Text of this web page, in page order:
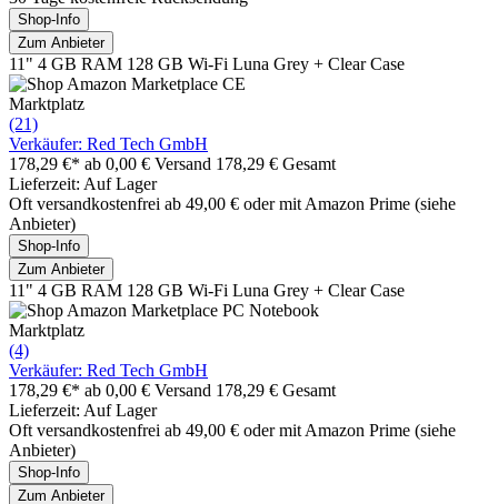
Shop-Info
Zum Anbieter
11" 4 GB RAM 128 GB Wi-Fi Luna Grey + Clear Case
Marktplatz
(21)
Verkäufer: Red Tech GmbH
178,29 €* ab 0,00 € Versand 178,29 € Gesamt
Lieferzeit: Auf Lager
Oft versandkostenfrei ab 49,00 € oder mit Amazon Prime (siehe
Anbieter)
Shop-Info
Zum Anbieter
11" 4 GB RAM 128 GB Wi-Fi Luna Grey + Clear Case
Marktplatz
(4)
Verkäufer: Red Tech GmbH
178,29 €* ab 0,00 € Versand 178,29 € Gesamt
Lieferzeit: Auf Lager
Oft versandkostenfrei ab 49,00 € oder mit Amazon Prime (siehe
Anbieter)
Shop-Info
Zum Anbieter